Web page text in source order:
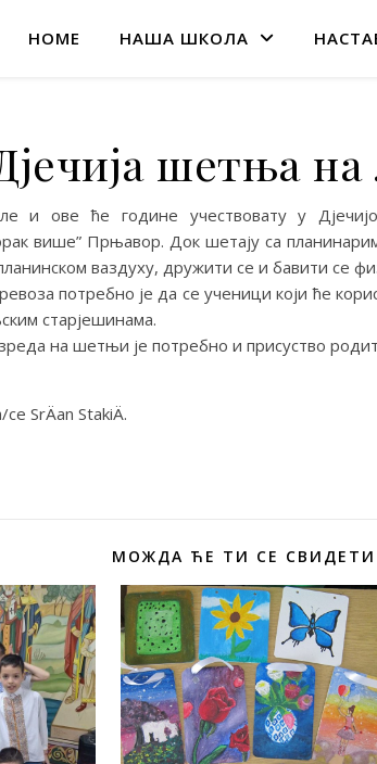
HOME НАША ШКОЛА
шетња
и ове ће године учествовату у
више” Прњавор. Док шетају са
ваздуху, дружити се и бавити се
потребно је да се ученици који ће
старјешинама.
на шетњи је потребно и присуство
МОЖДА ЋЕ ТИ СЕ